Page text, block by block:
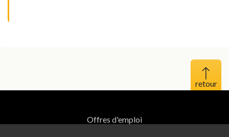
Haut
Offres d'emploi